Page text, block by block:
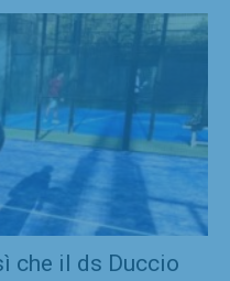
che il ds Duccio